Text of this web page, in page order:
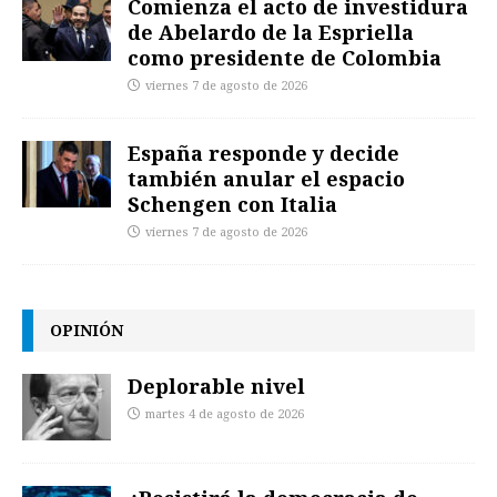
Comienza el acto de investidura
de Abelardo de la Espriella
como presidente de Colombia
viernes 7 de agosto de 2026
España responde y decide
también anular el espacio
Schengen con Italia
viernes 7 de agosto de 2026
OPINIÓN
Deplorable nivel
martes 4 de agosto de 2026